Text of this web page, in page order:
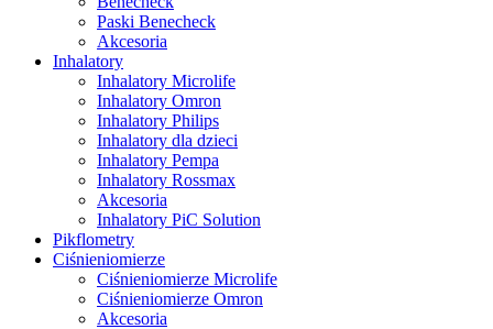
Paski Benecheck
Akcesoria
Inhalatory
Inhalatory Microlife
Inhalatory Omron
Inhalatory Philips
Inhalatory dla dzieci
Inhalatory Pempa
Inhalatory Rossmax
Akcesoria
Inhalatory PiC Solution
Pikflometry
Ciśnieniomierze
Ciśnieniomierze Microlife
Ciśnieniomierze Omron
Akcesoria